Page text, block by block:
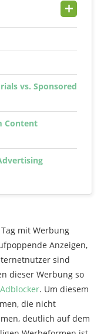
vs. Sponsored
Content
mit Werbung
Anzeigen,
sind
dieser Werbung so
Adblocker. Um diesem
die nicht
deutlich auf dem